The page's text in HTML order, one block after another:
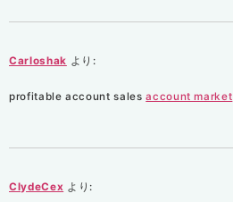
Carloshak より:
profitable account salesaccount market
ClydeCex より: